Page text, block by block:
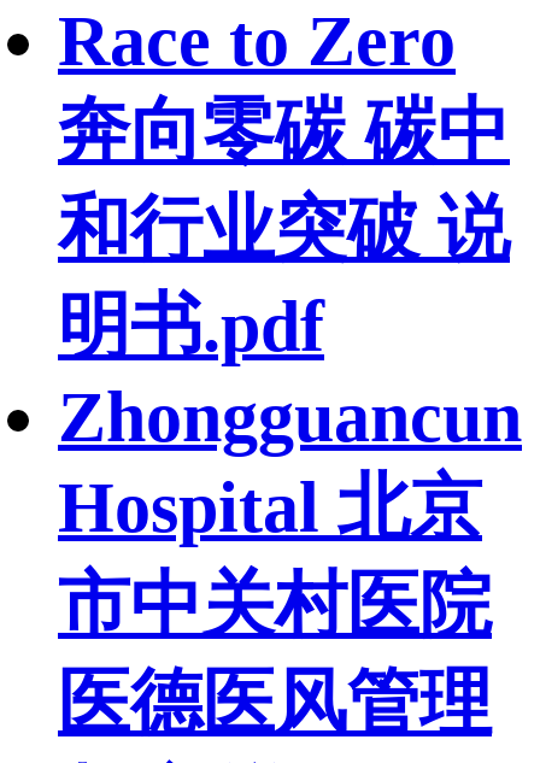
Race to Zero
奔向零碳 碳中
和行业突破 说
明书.pdf
Zhongguancun
Hospital 北京
市中关村医院
医德医风管理